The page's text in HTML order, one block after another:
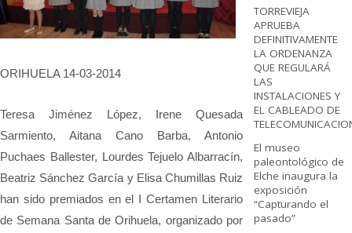
ORIHUELA 14-03-2014
Teresa Jiménez López, Irene Quesada
Sarmiento, Aitana Cano Barba, Antonio
Puchaes Ballester, Lourdes Tejuelo Albarracín,
Beatriz Sánchez García y Elisa Chumillas Ruiz
han sido premiados en el I Certamen Literario
de Semana Santa de Orihuela, organizado por
TORREVIEJA
APRUEBA
DEFINITIVAMENTE
LA ORDENANZA
QUE REGULARÁ
LAS
INSTALACIONES Y
EL CABLEADO DE
El museo
paleontológico de
Elche inaugura la
exposición
“Capturando el
pasado”